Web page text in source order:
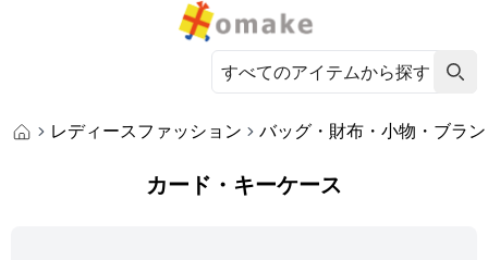
レディースファッション バッグ・財布・小物・ブラ
カード・キーケース